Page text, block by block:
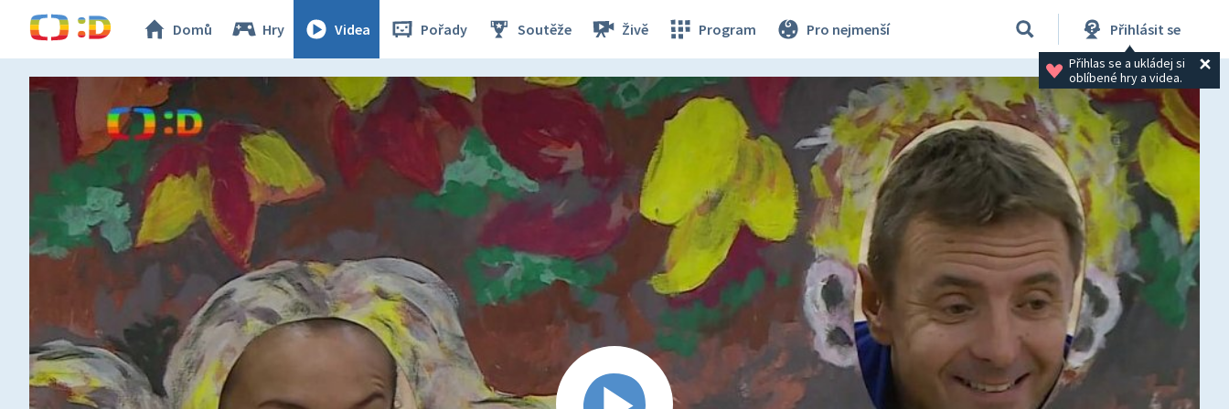
Domů Hry Videa Pořady Soutěže Živě Program Pro nejmenší Přihlásit se
Přihlas se a ukládej si
oblíbené hry a videa.